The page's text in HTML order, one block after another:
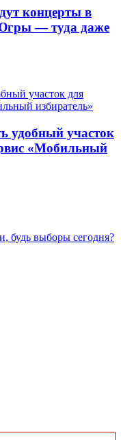
концерты в
— туда даже
удобный участок
«Мобильный
будь выборы сегодня?